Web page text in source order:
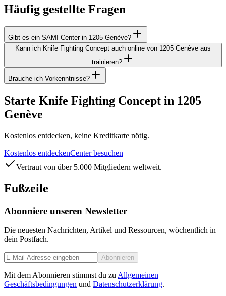
Häufig gestellte Fragen
Gibt es ein SAMI Center in 1205 Genève?
Kann ich Knife Fighting Concept auch online von 1205 Genève aus
trainieren?
Brauche ich Vorkenntnisse?
Starte Knife Fighting Concept in 1205
Genève
Kostenlos entdecken, keine Kreditkarte nötig.
Kostenlos entdeckenCenter besuchen
Vertraut von über 5.000 Mitgliedern weltweit.
Fußzeile
Abonniere unseren Newsletter
Die neuesten Nachrichten, Artikel und Ressourcen, wöchentlich in
dein Postfach.
Abonnieren
Mit dem Abonnieren stimmst du zu Allgemeinen
Geschäftsbedingungen und Datenschutzerklärung.